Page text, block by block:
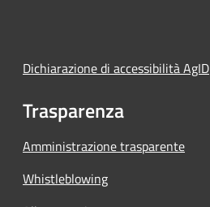
Dichiarazione di accessibilità AgID
Trasparenza
Amministrazione trasparente
Whistleblowing